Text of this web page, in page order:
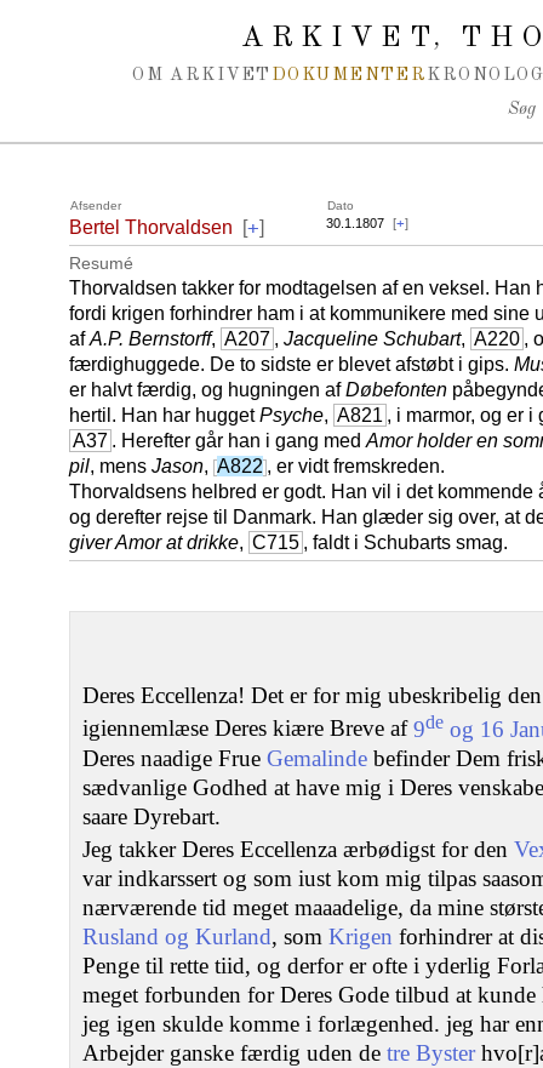
ARKIVET,
OM ARKIVET DOKUMENTER
Søg
Afsender Dato
Bertel Thorvaldsen [+] 30.1.1807 [+]
Resumé
Thorvaldsen takker for modtagelsen af en veksel. Han
fordi krigen forhindrer ham i at kommunikere med sine
afA.P. Bernstorff, A207 , Jacqueline Schubart, A220 ,
færdighuggede. De to sidste er blevet afstøbt i gips.
er halvt færdig, og hugningen afDøbefonten
hertil. Han har huggetPsyche, A821 , i marmor, og er
A37 . Herefter går han i gang med Amor holder en
pil, mens Jason, A822 , er vidt fremskreden.
Thorvaldsens helbred er godt. Han vil i det
og derefter rejse til Danmark. Han glæder sig over, at
giver Amor at drikke, C715 , faldt i Schubarts smag.
Deres Eccellenza! Det er for mig ubeskribelig
igiennemlæse Deres kiære Breve af9de og 16
Deres naadige Frue Gemalinde befinder Dem
sædvanlige Godhed at have mig i Deres
saare Dyrebart.
Jeg takker Deres Eccellenza ærbødigst for den
var indkarssert og som iust kom mig tilpas
nærværende tid meget maaadelige, da mine
Rusland og Kurland, som Krigen forhindrer at
Penge til rette tiid, og derfor er ofte i yderlig
meget forbunden for Deres Gode tilbud at
jeg igen skulde komme i forlægenhed. jeg har
Arbejder ganske færdig uden de tre Byster